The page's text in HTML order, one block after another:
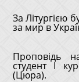
За Літургією
за мир в
Проповідь
студент І
(Цюра).